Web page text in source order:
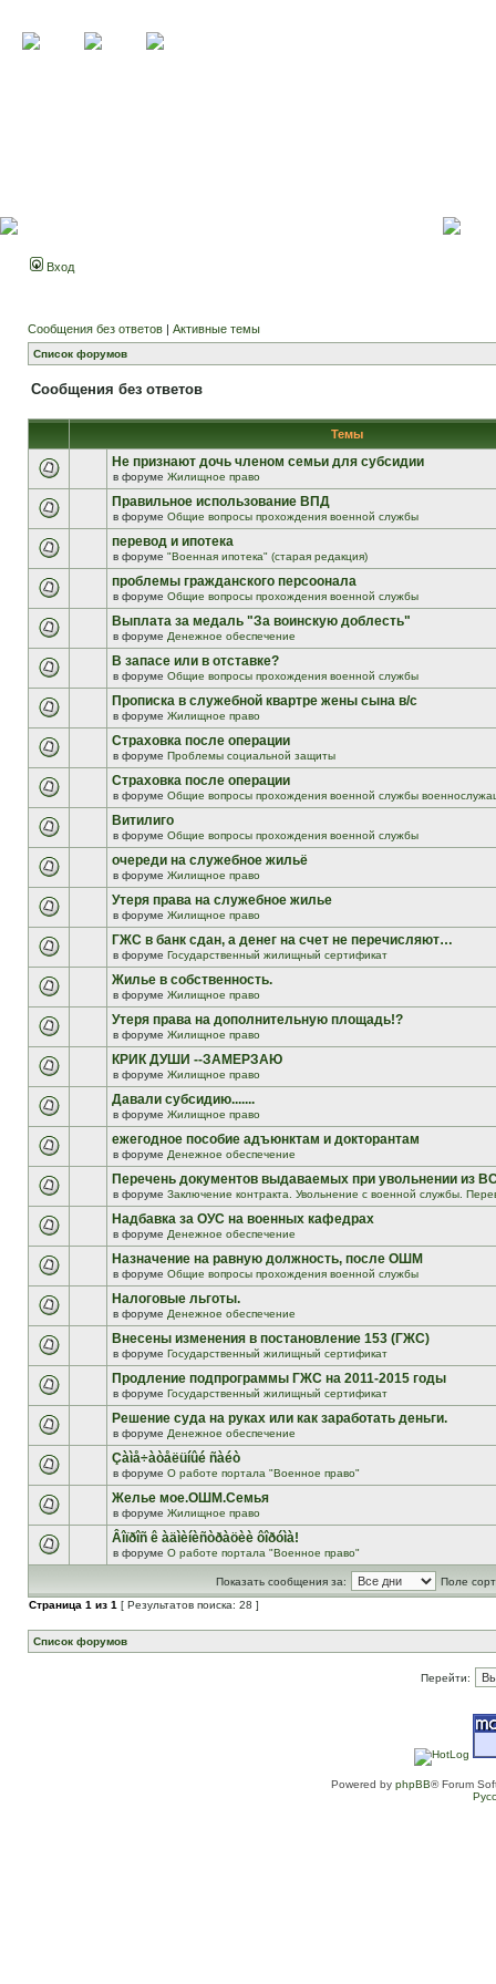
Вход
Сообщения без ответов | Активные темы
Список форумов
Сообщения без ответов
Темы
Не признают дочь членом семьи для субсидии
в форуме Жилищное право
Правильное использование ВПД
в форуме Общие вопросы прохождения военной службы
перевод и ипотека
в форуме "Военная ипотека" (старая редакция)
проблемы гражданского персоонала
в форуме Общие вопросы прохождения военной службы
Выплата за медаль "За воинскую доблесть"
в форуме Денежное обеспечение
В запасе или в отставке?
в форуме Общие вопросы прохождения военной службы
Прописка в служебной квартре жены сына в/с
в форуме Жилищное право
Страховка после операции
в форуме Проблемы социальной защиты
Страховка после операции
в форуме Общие вопросы прохождения военной службы
Витилиго
в форуме Общие вопросы прохождения военной службы
очереди на служебное жильё
в форуме Жилищное право
Утеря права на служебное жилье
в форуме Жилищное право
ГЖС в банк сдан, а денег на счет не перечисляют…
в форуме Государственный жилищный сертификат
Жилье в собственность.
в форуме Жилищное право
Утеря права на дополнительную площадь!?
в форуме Жилищное право
КРИК ДУШИ --ЗАМЕРЗАЮ
в форуме Жилищное право
Давали субсидию.......
в форуме Жилищное право
ежегодное пособие адъюнктам и докторантам
в форуме Денежное обеспечение
Перечень документов выдаваемых при увольнении из
в форуме Заключение контракта. Увольнение с военной службы.
Надбавка за ОУС на военных кафедрах
в форуме Денежное обеспечение
Назначение на равную должность, после ОШМ
в форуме Общие вопросы прохождения военной службы
Налоговые льготы.
в форуме Денежное обеспечение
Внесены изменения в постановление 153 (ГЖС)
в форуме Государственный жилищный сертификат
Продление подпрограммы ГЖС на 2011-2015 годы
в форуме Государственный жилищный сертификат
Решение суда на руках или как заработать деньги.
в форуме Денежное обеспечение
Çàìå÷àòåëüíûé ñàéò
в форуме О работе портала "Военное право"
Желье мое.ОШМ.Семья
в форуме Жилищное право
Âîïðîñ ê àäìèíèñòðàöèè ôîðóìà!
в форуме О работе портала "Военное право"
Показать сообщения за:
Поле
Страница 1 из 1 [ Результатов поиска: 28 ]
Список форумов
Перейти:
Powered by phpBB® Forum